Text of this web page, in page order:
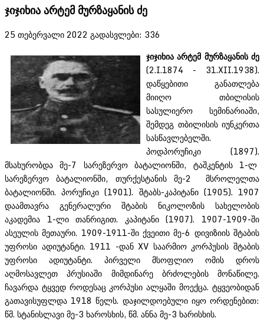
ჯიჯიხია არტემ მურზაყანის ძე
25 თებერვალი 2022 გადასვლები: 336
ჯიჯიხია არტემ მურზაყანის ძე
(2.I.1874 - 31.XII.1938).
დაწყებითი განათლება
მიიღო თბილისის
სასულიერო სემინარიაში,
შემდეგ თბილისის იუნკერთა
სასწავლებელში.
პოდპორუჩიკი (1897).
მსახურობდა მე-7 სარეზერვო ბატალიონში, ტაშკენტის 1-ლ
სარეზერვო ბატალიონში, თურქესტანის მე-2 მსროლელთა
ბატალიონში. პორუჩიკი (1901). შტაბს-კაპიტანი (1905). 1907
დაამთავრა გენერალური შტაბის ნიკოლოზის სახელობის
აკადემია 1-ლი თანრიგით. კაპიტანი (1907). 1907-1909-ში
ასეულის მეთაური. 1909-1911-ში ქვეითი მე-6 დივიზიის შტაბის
უფროსი ადიუტანტი. 1911 -დან XV საარმიო კორპუსის შტაბის
უფროსი ადიუტანტი. პირველი მსოფლიო ომის დროს
აღმოსავლეთ პრუსიაში მიმდინარე ბრძოლების მონაწილე.
ჩავარდა ტყვედ როდესაც კორპუსი ალყაში მოექცა. ტყვეობიდან
გათავისუფლდა 1918 წელს. დაჯილდოებული იყო ორდენებით:
წმ. სტანისლავი მე-3 ხაროსხის, წმ. ანნა მე-3 ხარისხის.